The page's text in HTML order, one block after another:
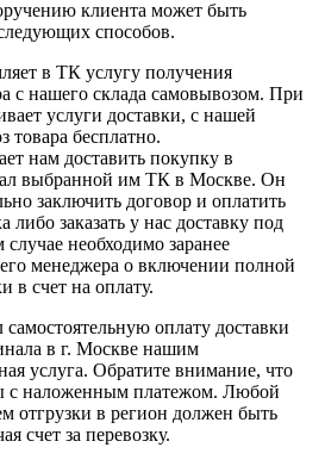
клиента может быть
способов.
в ТК услугу получения
с нашего склада самовывозом. При
услуги доставки, с нашей
товара бесплатно.
нам доставить покупку в
выбранной им ТК в Москве. Он
заключить договор и оплатить
либо заказать у нас доставку под
необходимо заранее
менеджера о включении полной
в счет на оплату.
оплату доставки
в г. Москве нашим
услуга. Обратите внимание, что
с наложенным платежом. Любой
отгрузки в регион должен быть
счет за перевозку.